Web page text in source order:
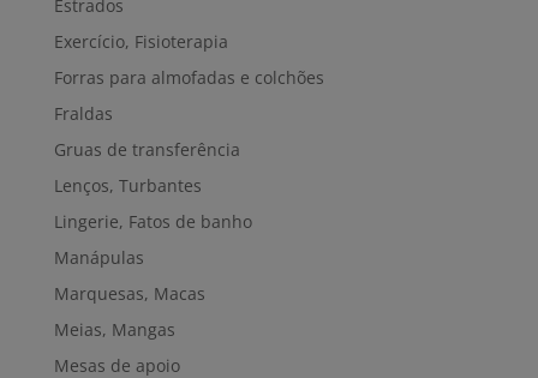
Estrados
Exercício, Fisioterapia
Forras para almofadas e colchões
Fraldas
Gruas de transferência
Lenços, Turbantes
Lingerie, Fatos de banho
Manápulas
Marquesas, Macas
Meias, Mangas
Mesas de apoio